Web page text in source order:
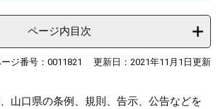
ページ内目次
ジ番号：0011821 更新日：2021年11月1日更新
山口県の条例、規則、告示、公告などを